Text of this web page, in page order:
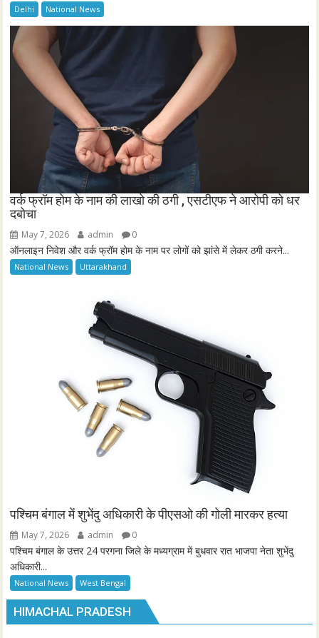
Delhi National News
वर्क फ्रॉम होम के नाम की लाखो की ठगी , एसटीएफ ने आरोपी को धर
दबोचा
May 7, 2026 admin 0
ऑनलाइन निवेश और वर्क फ्रॉम होम के नाम पर लोगों को झांसे में लेकर ठगी करने...
National News Uttarakhand
पश्चिम बंगाल में शुभेंदु अधिकारी के पीएसओ की गोली मारकर हत्या
May 7, 2026 admin 0
पश्चिम बंगाल के उत्तर 24 परगना जिले के मध्यग्राम में बुधवार रात भाजपा नेता शुभेंदु
अधिकारी...
National News West Bengal
HIMACHAL PRADESH